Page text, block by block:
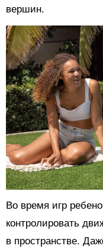
вершин.
Во время игр
контролировать
в пространстве.